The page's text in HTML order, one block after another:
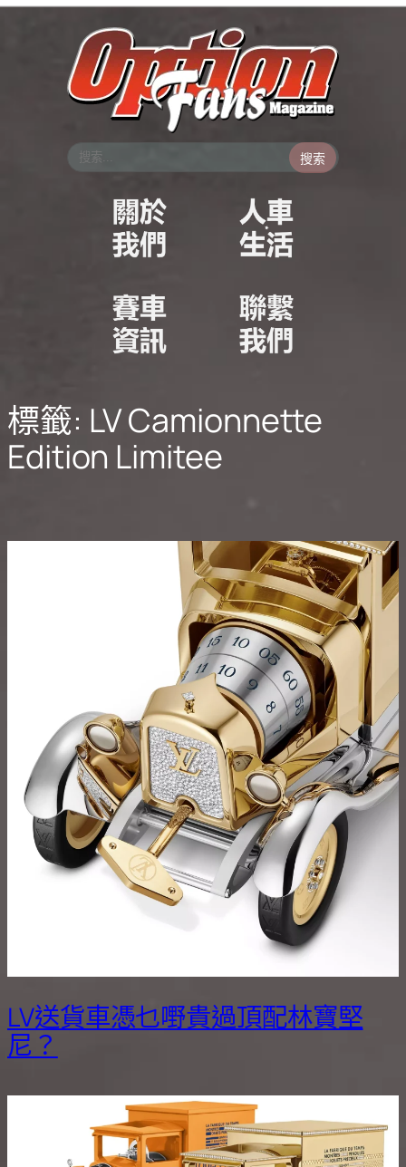
搜索
標籤: LV Camionnette
Edition Limitee
LV送貨車憑乜嘢貴過頂配林寶堅
尼？